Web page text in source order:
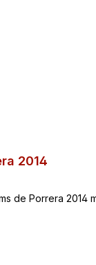
2014
de Porrera 2014